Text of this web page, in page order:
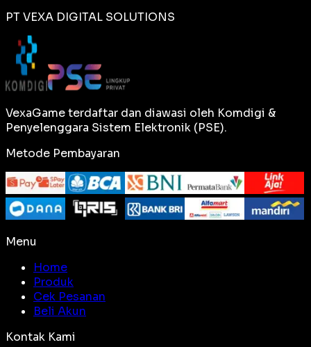
PT VEXA DIGITAL SOLUTIONS
VexaGame terdaftar dan diawasi oleh Komdigi &
Penyelenggara Sistem Elektronik (PSE).
Metode Pembayaran
Menu
Home
Produk
Cek Pesanan
Beli Akun
Kontak Kami